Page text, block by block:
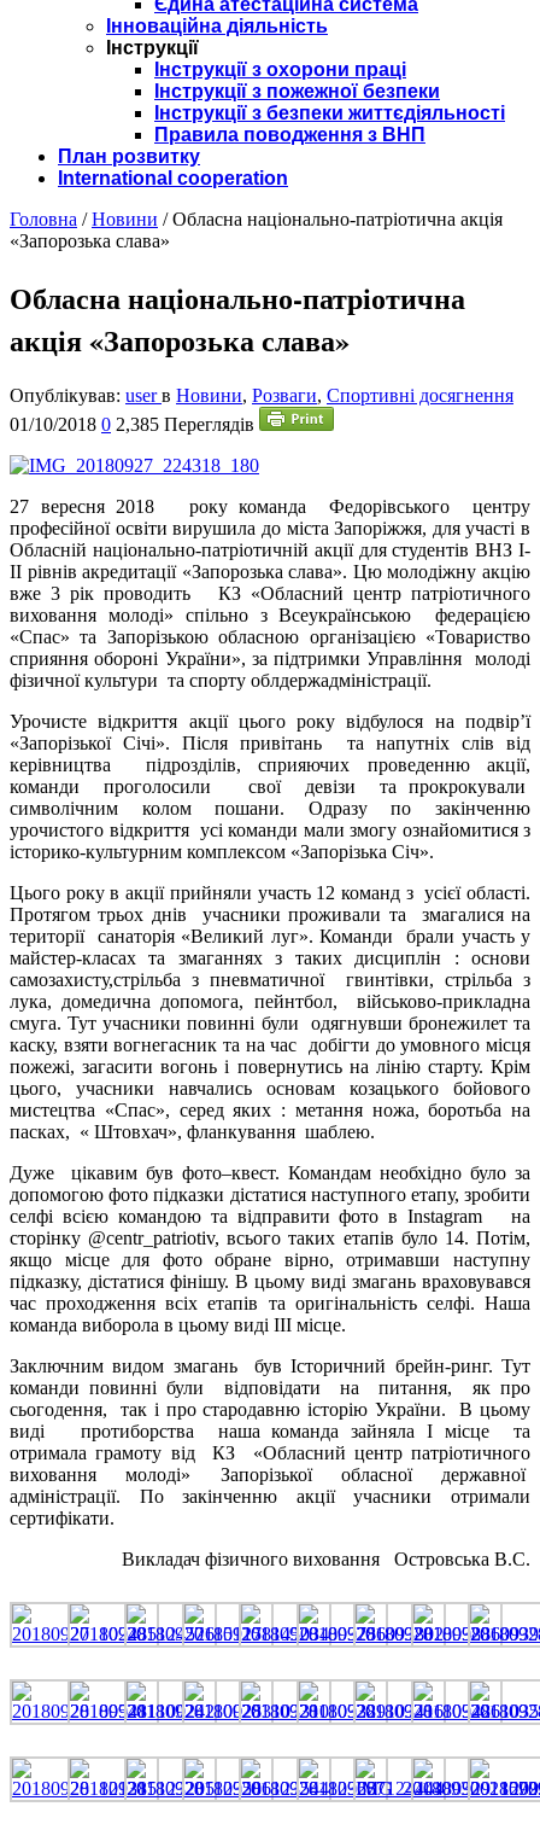
Інноваційна діяльність
Інструкції
Інструкції з охорони праці
Інструкції з пожежної безпеки
Інструкції з безпеки життєдіяльності
Правила поводження з ВНП
План розвитку
International cooperation
Головна /Новини /Обласна національно-патріотична акція
«Запорозька слава»
Обласна національно-патріотична
акція «Запорозька слава»
Опублікував: userв Новини, Розваги, Спортивні досягнення
01/10/2018 0 2,385 Переглядів
27 вересня 2018 року команда Федорівського центру
професійної освіти вирушила до міста Запоріжжя, для участі в
Обласній національно-патріотичній акції для студентів ВНЗ І-
ІІ рівнів акредитації «Запорозька слава». Цю молодіжну акцію
вже 3 рік проводить КЗ «Обласний центр патріотичного
виховання молоді» спільно з Всеукраїнською федерацією
«Спас» та Запорізькою обласною організацією «Товариство
сприяння обороні України», за підтримки Управління молоді
фізичної культури та спорту облдержадміністрації.
Урочисте відкриття акції цього року відбулося на подвір’ї
«Запорізької Січі». Після привітань та напутніх слів від
керівництва підрозділів, сприяючих проведенню акції,
команди проголосили свої девізи та прокрокували
символічним колом пошани. Одразу по закінченню
урочистого відкриття усі команди мали змогу ознайомитися з
історико-культурним комплексом «Запорізька Січ».
Цього року в акції прийняли участь 12 команд з усієї області.
Протягом трьох днів учасники проживали та змагалися на
території санаторія «Великий луг». Команди брали участь у
майстер-класах та змаганнях з таких дисциплін : основи
самозахисту,стрільба з пневматичної гвинтівки, стрільба з
лука, домедична допомога, пейнтбол, військово-прикладна
смуга. Тут учасники повинні були одягнувши бронежилет та
каску, взяти вогнегасник та на час добігти до умовного місця
пожежі, загасити вогонь і повернутись на лінію старту. Крім
цього, учасники навчались основам козацького бойового
мистецтва «Спас», серед яких : метання ножа, боротьба на
пасках, « Штовхач», фланкування шаблею.
Дуже цікавим був фото–квест. Командам необхідно було за
допомогою фото підказки дістатися наступного етапу, зробити
селфі всією командою та відправити фото в Instagram на
сторінку @centr_patriotiv, всього таких етапів було 14. Потім,
якщо місце для фото обране вірно, отримавши наступну
підказку, дістатися фінішу. В цьому виді змагань враховувався
час проходження всіх етапів та оригінальність селфі. Наша
команда виборола в цьому виді ІІІ місце.
Заключним видом змагань був Історичний брейн-ринг. Тут
команди повинні були відповідати на питання, як про
сьогодення, так і про стародавню історію України. В цьому
виді протиборства наша команда зайняла І місце та
отримала грамоту від КЗ «Обласний центр патріотичного
виховання молоді» Запорізької обласної державної
адміністрації. По закінченню акції учасники отримали
сертифікати.
Викладач фізичного виховання Островська В.С.